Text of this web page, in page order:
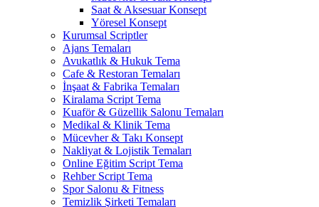
Saat & Aksesuar Konsept
Yöresel Konsept
Kurumsal Scriptler
Ajans Temaları
Avukatlık & Hukuk Tema
Cafe & Restoran Temaları
İnşaat & Fabrika Temaları
Kiralama Script Tema
Kuaför & Güzellik Salonu Temaları
Medikal & Klinik Tema
Mücevher & Takı Konsept
Nakliyat & Lojistik Temaları
Online Eğitim Script Tema
Rehber Script Tema
Spor Salonu & Fitness
Temizlik Şirketi Temaları